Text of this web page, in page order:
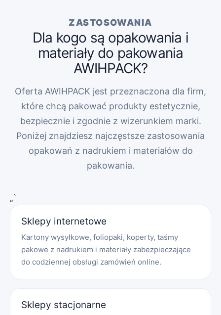
ZASTOSOWANIA
Dla kogo są opakowania i
materiały do pakowania
AWIHPACK?
Oferta AWIHPACK jest przeznaczona dla firm,
które chcą pakować produkty estetycznie,
bezpiecznie i zgodnie z wizerunkiem marki.
Poniżej znajdziesz najczęstsze zastosowania
opakowań z nadrukiem i materiałów do
pakowania.
„`
Sklepy internetowe
Kartony wysyłkowe, foliopaki, koperty, taśmy
pakowe z nadrukiem i materiały zabezpieczające
do codziennej obsługi zamówień online.
Sklepy stacjonarne